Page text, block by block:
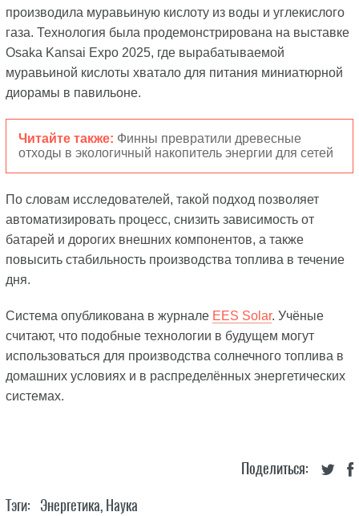
производила муравьиную кислоту из воды и углекислого
газа. Технология была продемонстрирована на выставке
Osaka Kansai Expo 2025, где вырабатываемой
муравьиной кислоты хватало для питания миниатюрной
диорамы в павильоне.
Читайте также: Финны превратили древесные
отходы в экологичный накопитель энергии для сетей
По словам исследователей, такой подход позволяет
автоматизировать процесс, снизить зависимость от
батарей и дорогих внешних компонентов, а также
повысить стабильность производства топлива в течение
дня.
Система опубликована в журнале EES Solar. Учёные
считают, что подобные технологии в будущем могут
использоваться для производства солнечного топлива в
домашних условиях и в распределённых энергетических
системах.
Поделиться:
Тэги: Энергетика, Наука